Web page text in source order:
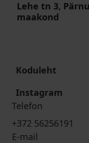
Lehe tn 3,
maakond
Koduleht
Instagram
Telefon
+372 56256191
E-mail